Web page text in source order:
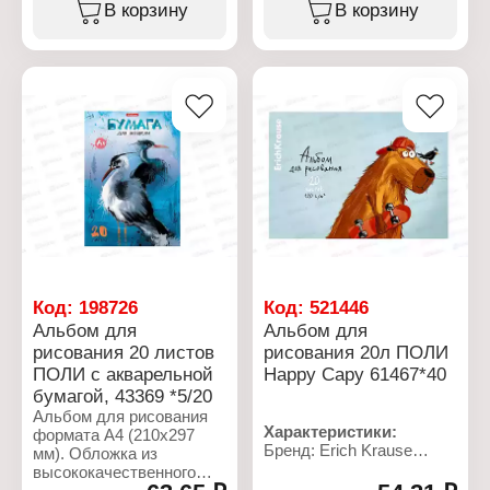
Назначение: для
Упаковка: пластиковый
пенал с европодвесом
В корзину
рисования
Тип скрепления: на скобе
Плотность бумаги: 100 г/
кв.м
Белизна бумаги, %: 100
Материал блока: офсет
Материал обложки:
мелованный картон
Плотность обложки: 170
В корзину
Код: 198726
Альбом для
рисования 20 листов
ПОЛИ с акварельной
бумагой, 43369 *5/20
Альбом для рисования
формата А4 (210х297
мм). Обложка из
высококачественного
Код:521446
Альбом для
рисования 20л ПОЛИ
Happy Capy 61467*40
Характеристики:
Бренд: Erich Krause